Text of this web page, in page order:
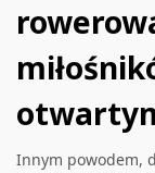
Innym powodem,